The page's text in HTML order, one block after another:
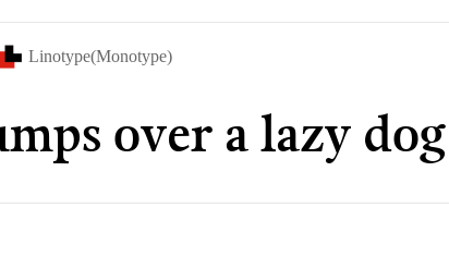
Linotype(Monotype)
over a lazy dog